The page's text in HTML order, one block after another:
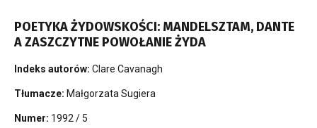
POETYKA ŻYDOWSKOŚCI: MANDELSZTAM, DANTE
A ZASZCZYTNE POWOŁANIE ŻYDA
Indeks autorów: Clare Cavanagh
Tłumacze: Małgorzata Sugiera
Numer: 1992 / 5